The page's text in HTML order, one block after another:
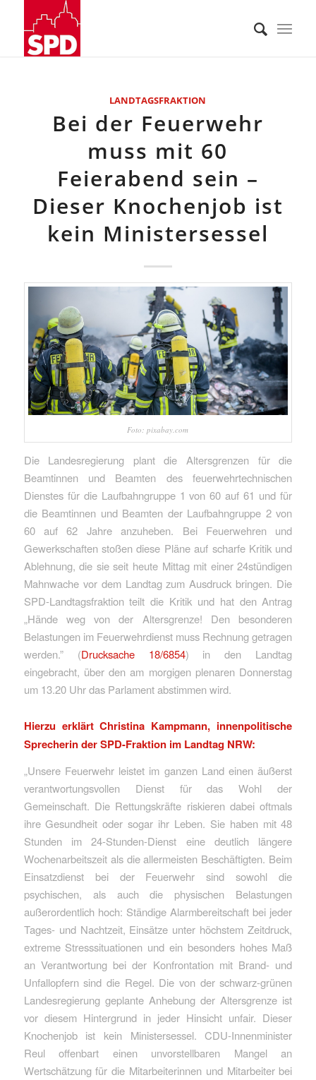
LANDTAGSFRAKTION
Bei der Feuerwehr
muss mit 60
Feierabend sein –
Dieser Knochenjob ist
kein Ministersessel
Foto: pixabay.com
Die Landesregierung plant die Altersgrenzen für die
Beamtinnen und Beamten des feuerwehrtechnischen
Dienstes für die Laufbahngruppe 1 von 60 auf 61 und für
die Beamtinnen und Beamten der Laufbahngruppe 2 von
60 auf 62 Jahre anzuheben. Bei Feuerwehren und
Gewerkschaften stoßen diese Pläne auf scharfe Kritik und
Ablehnung, die sie seit heute Mittag mit einer 24stündigen
Mahnwache vor dem Landtag zum Ausdruck bringen. Die
SPD-Landtagsfraktion teilt die Kritik und hat den Antrag
„Hände weg von der Altersgrenze! Den besonderen
Belastungen im Feuerwehrdienst muss Rechnung getragen
werden.” (Drucksache 18/6854) in den Landtag
eingebracht, über den am morgigen plenaren Donnerstag
um 13.20 Uhr das Parlament abstimmen wird.
Hierzu erklärt Christina Kampmann, innenpolitische
Sprecherin der SPD-Fraktion im Landtag NRW:
„Unsere Feuerwehr leistet im ganzen Land einen äußerst
verantwortungsvollen Dienst für das Wohl der
Gemeinschaft. Die Rettungskräfte riskieren dabei oftmals
ihre Gesundheit oder sogar ihr Leben. Sie haben mit 48
Stunden im 24-Stunden-Dienst eine deutlich längere
Wochenarbeitszeit als die allermeisten Beschäftigten. Beim
Einsatzdienst bei der Feuerwehr sind sowohl die
psychischen, als auch die physischen Belastungen
außerordentlich hoch: Ständige Alarmbereitschaft bei jeder
Tages- und Nachtzeit, Einsätze unter höchstem Zeitdruck,
extreme Stresssituationen und ein besonders hohes Maß
an Verantwortung bei der Konfrontation mit Brand- und
Unfallopfern sind die Regel. Die von der schwarz-grünen
Landesregierung geplante Anhebung der Altersgrenze ist
vor diesem Hintergrund in jeder Hinsicht unfair. Dieser
Knochenjob ist kein Ministersessel. CDU-Innenminister
Reul offenbart einen unvorstellbaren Mangel an
Wertschätzung für die Mitarbeiterinnen und Mitarbeiter bei